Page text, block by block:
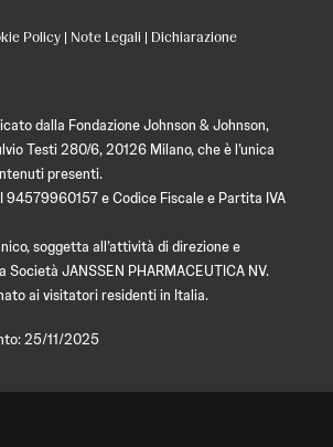
Policy | Note Legali | Dichiarazione
dalla Fondazione Johnson & Johnson,
Testi 280/6, 20126 Milano, che è l’unica
presenti.
94579960157 e Codice Fiscale e Partita IVA
soggetta all’attività di direzione e
Società JANSSEN PHARMACEUTICA NV.
ai visitatori residenti in Italia.
25/11/2025